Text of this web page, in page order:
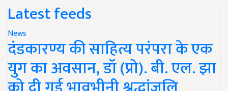
Latest feeds
News
दंडकारण्य की साहित्य परंपरा के एक
युग का अवसान, डॉ (प्रो). बी. एल. झा